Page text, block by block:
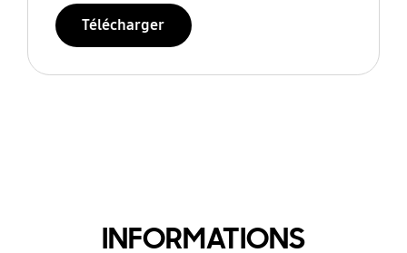
Télécharger
INFORMATIONS